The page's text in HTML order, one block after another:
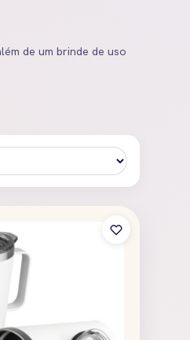
de um brinde de uso